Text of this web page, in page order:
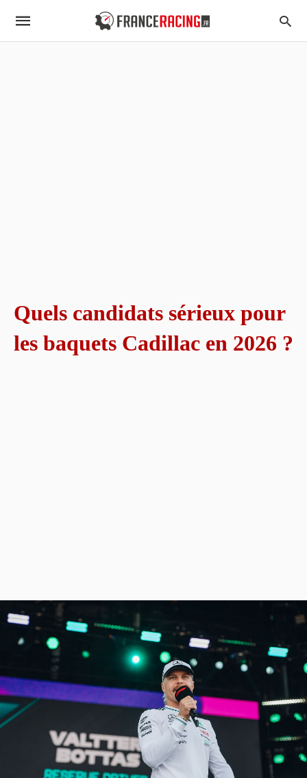
Quels candidats sérieux pour
les baquets Cadillac en 2026 ?